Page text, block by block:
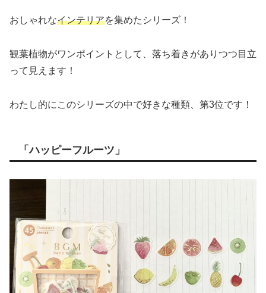
おしゃれなインテリアを集めたシリーズ！
観葉植物がワンポイントとして、落ち着きがありつつ目立
って見えます！
わたし的にこのシリーズの中で好きな種類、第3位です！
「ハッピーフルーツ」